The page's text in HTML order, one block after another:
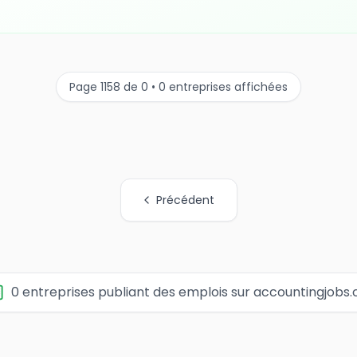
Page 1158 de 0 • 0 entreprises affichées
Précédent
0 entreprises publiant des emplois sur